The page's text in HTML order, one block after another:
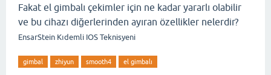
Fakat el gimbalı çekimler için ne kadar yararlı olabilir
ve bu cihazı diğerlerinden ayıran özellikler nelerdir?
EnsarStein Kıdemli IOS Teknisyeni
gimbal zhiyun smooth4 el gimbalı